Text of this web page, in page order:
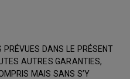
DANS LE PRÉSENT
AUTRES GARANTIES,
MAIS SANS S’Y